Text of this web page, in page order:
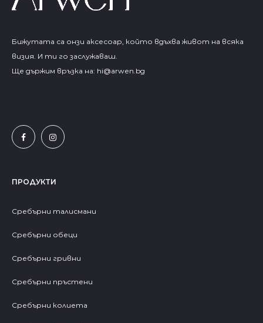
Бижутата са онзи аксесоар, който вдъхва живот на всяка
визия. И ти го заслужаваш.
Ще държим връзка на: hi@arwen.bg
ПРОДУКТИ
Сребърни талисмани
Сребърни обеци
Сребърни гривни
Сребърни пръстени
Сребърни колиета